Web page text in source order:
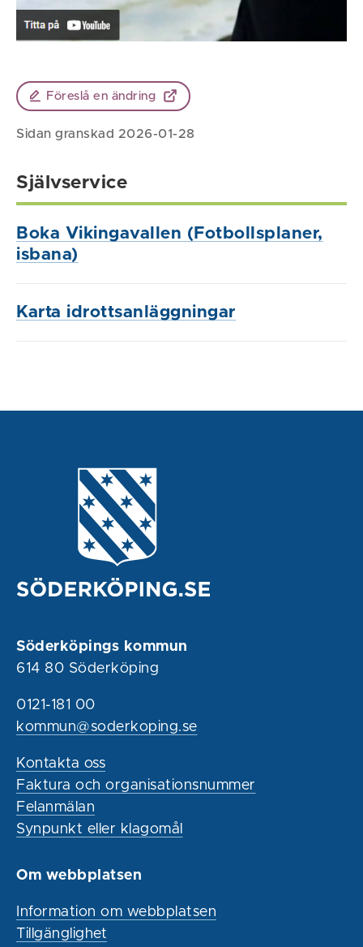
Föreslå en ändring
Sidan granskad 2026-01-28
Självservice
Boka Vikingavallen (Fotbollsplaner,
isbana)
Karta idrottsanläggningar
Söderköpings kommun
614 80 Söderköping
0121-181 00
kommun@soderkoping.se
Kontakta oss
Faktura och organisationsnummer
Felanmälan
Synpunkt eller klagomål
Om webbplatsen
Information om webbplatsen
Tillgänglighet